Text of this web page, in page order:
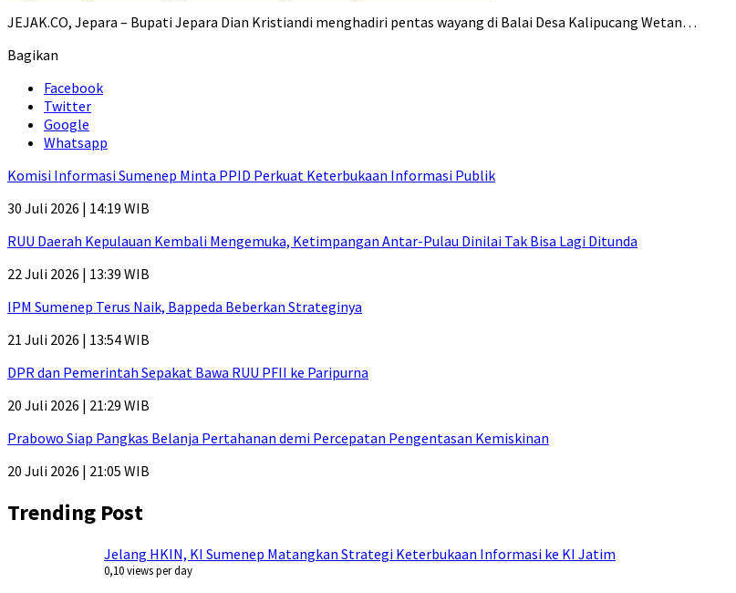
JEJAK.CO, Jepara – Bupati Jepara Dian Kristiandi menghadiri pentas wayang di Balai Desa Kalipucang Wetan…
Bagikan
Facebook
Twitter
Google
Whatsapp
Komisi Informasi Sumenep Minta PPID Perkuat Keterbukaan Informasi Publik
30 Juli 2026 | 14:19 WIB
RUU Daerah Kepulauan Kembali Mengemuka, Ketimpangan Antar-Pulau Dinilai Tak Bisa Lagi Ditunda
22 Juli 2026 | 13:39 WIB
IPM Sumenep Terus Naik, Bappeda Beberkan Strateginya
21 Juli 2026 | 13:54 WIB
DPR dan Pemerintah Sepakat Bawa RUU PFII ke Paripurna
20 Juli 2026 | 21:29 WIB
Prabowo Siap Pangkas Belanja Pertahanan demi Percepatan Pengentasan Kemiskinan
20 Juli 2026 | 21:05 WIB
Trending Post
Jelang HKIN, KI Sumenep Matangkan Strategi Keterbukaan Informasi ke KI Jatim
0,10 views per day